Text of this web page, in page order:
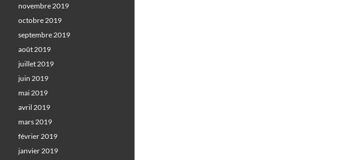
novembre 2019
octobre 2019
septembre 2019
août 2019
juillet 2019
juin 2019
mai 2019
avril 2019
mars 2019
février 2019
janvier 2019